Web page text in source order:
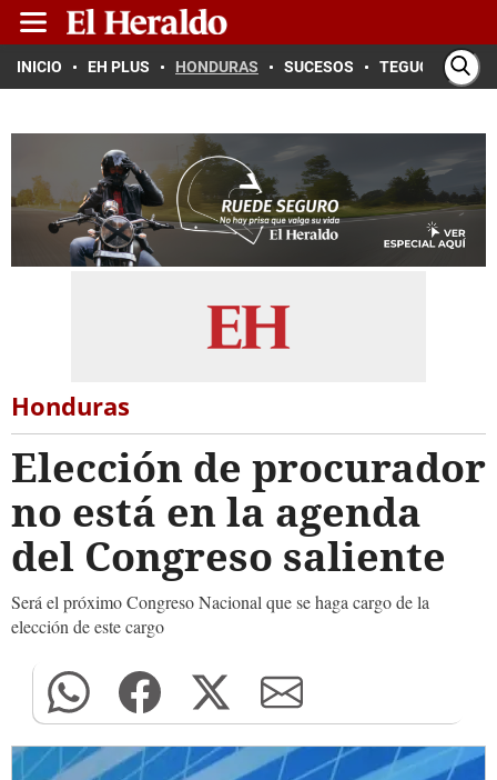
INICIO EH PLUS HONDURAS SUCESOS TEGUCIGALPA
Honduras
Elección de procurador
no está en la agenda
del Congreso saliente
Será el próximo Congreso Nacional que se haga cargo de la
elección de este cargo